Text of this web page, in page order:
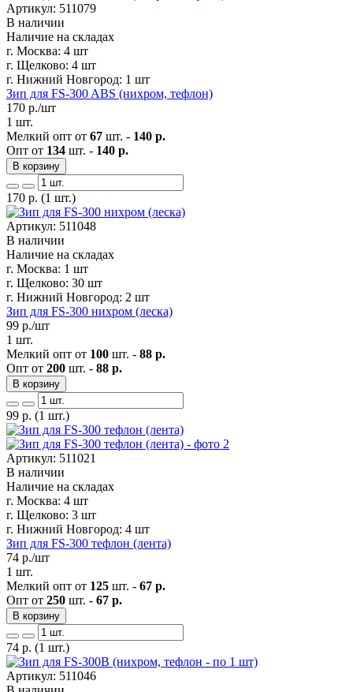
Артикул: 511079
В наличии
Наличие на складах
г. Москва: 4 шт
г. Щелково: 4 шт
г. Нижний Новгород: 1 шт
Зип для FS-300 ABS (нихром, тефлон)
170 р./шт
1 шт.
Мелкий опт от 67 шт. - 140 р.
Опт от 134 шт. - 140 р.
В корзину
170 р. (1 шт.)
Артикул: 511048
В наличии
Наличие на складах
г. Москва: 1 шт
г. Щелково: 30 шт
г. Нижний Новгород: 2 шт
Зип для FS-300 нихром (леска)
99 р./шт
1 шт.
Мелкий опт от 100 шт. - 88 р.
Опт от 200 шт. - 88 р.
В корзину
99 р. (1 шт.)
Артикул: 511021
В наличии
Наличие на складах
г. Москва: 4 шт
г. Щелково: 3 шт
г. Нижний Новгород: 4 шт
Зип для FS-300 тефлон (лента)
74 р./шт
1 шт.
Мелкий опт от 125 шт. - 67 р.
Опт от 250 шт. - 67 р.
В корзину
74 р. (1 шт.)
Артикул: 511046